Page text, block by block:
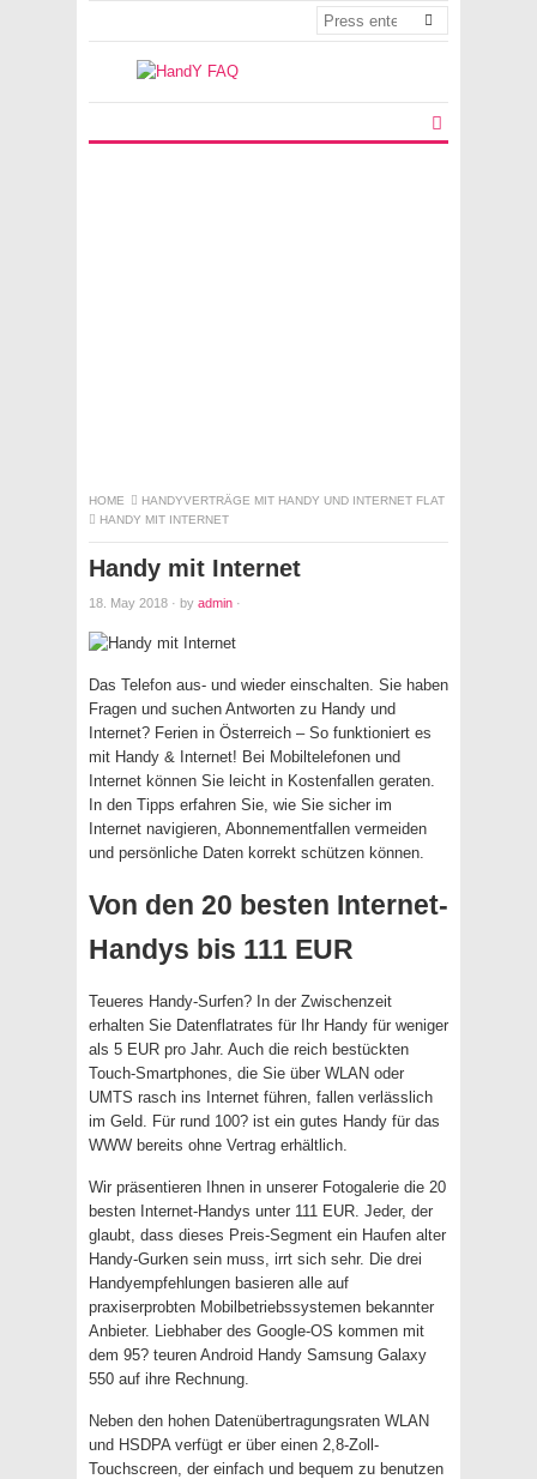
HOME
HANDYVERTRÄGE MIT HANDY UND INTERNET FLAT
HANDY MIT INTERNET
Handy mit Internet
18. May 2018 · by admin ·
Das Telefon aus- und wieder einschalten. Sie haben
Fragen und suchen Antworten zu Handy und
Internet? Ferien in Österreich – So funktioniert es
mit Handy & Internet! Bei Mobiltelefonen und
Internet können Sie leicht in Kostenfallen geraten.
In den Tipps erfahren Sie, wie Sie sicher im
Internet navigieren, Abonnementfallen vermeiden
und persönliche Daten korrekt schützen können.
Von den 20 besten Internet-
Handys bis 111 EUR
Teueres Handy-Surfen? In der Zwischenzeit
erhalten Sie Datenflatrates für Ihr Handy für weniger
als 5 EUR pro Jahr. Auch die reich bestückten
Touch-Smartphones, die Sie über WLAN oder
UMTS rasch ins Internet führen, fallen verlässlich
im Geld. Für rund 100? ist ein gutes Handy für das
WWW bereits ohne Vertrag erhältlich.
Wir präsentieren Ihnen in unserer Fotogalerie die 20
besten Internet-Handys unter 111 EUR. Jeder, der
glaubt, dass dieses Preis-Segment ein Haufen alter
Handy-Gurken sein muss, irrt sich sehr. Die drei
Handyempfehlungen basieren alle auf
praxiserprobten Mobilbetriebssystemen bekannter
Anbieter. Liebhaber des Google-OS kommen mit
dem 95? teuren Android Handy Samsung Galaxy
550 auf ihre Rechnung.
Neben den hohen Datenübertragungsraten WLAN
und HSDPA verfügt er über einen 2,8-Zoll-
Touchscreen, der einfach und bequem zu benutzen